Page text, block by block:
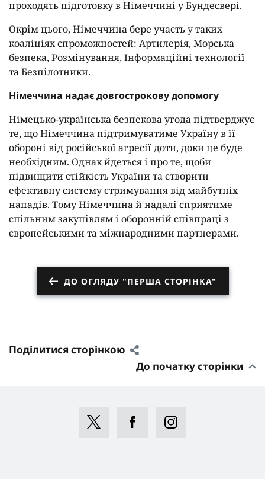
проходять підготовку в Німеччині у Бундесвері.
Окрім цього, Німеччина бере участь у таких
коаліціях спроможностей: Артилерія, Морська
безпека, Розмінування, Інформаційні технології
та Безпілотники.
Німеччина надає довгострокову допомогу
Німецько-українська безпекова угода підтверджує
те, що Німеччина підтримуватиме Україну в її
обороні від російської агресії доти, доки це буде
необхідним. Однак йдеться і про те, щоби
підвищити стійкість України та створити
ефективну систему стримування від майбутніх
нападів. Тому Німеччина й надалі сприятиме
спільним закупівлям і оборонній співпраці з
європейськими та міжнародними партнерами.
ДО ОГЛЯДУ "ПЕРША СТОРІНКА"
Поділитися сторінкою
До початку сторінки